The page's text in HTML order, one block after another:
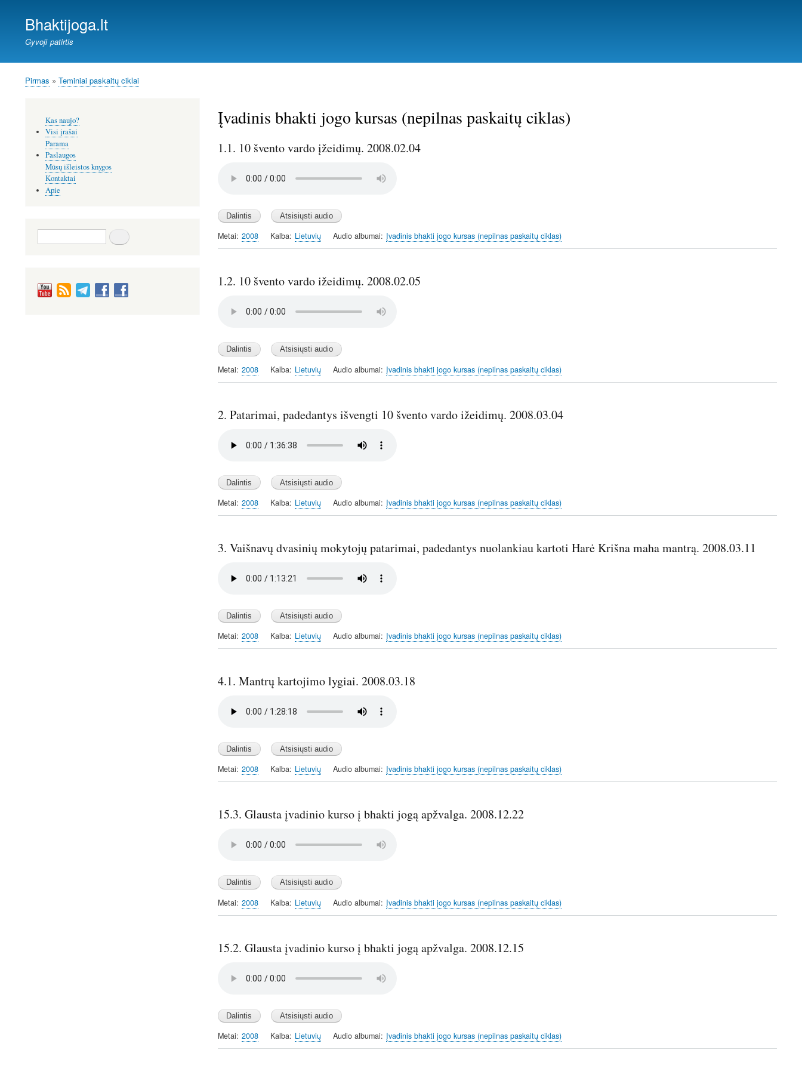
Bhaktijoga.lt
Gyvoji patirtis
Kelias
Pirmas Teminiai paskaitų ciklai
Įvadinis bhakti jogo kursas (nepilnas paskaitų ciklas)
1.1. 10 švento vardo įžeidimų. 2008.02.04
Metai 2008 Kalba Lietuvių Audio albumai Įvadinis bhakti jogo kursas (nepilnas paskaitų ciklas)
1.2. 10 švento vardo ižeidimų. 2008.02.05
Metai 2008 Kalba Lietuvių Audio albumai Įvadinis bhakti jogo kursas (nepilnas paskaitų ciklas)
2. Patarimai, padedantys išvengti 10 švento vardo ižeidimų. 2008.03.04
Metai 2008 Kalba Lietuvių Audio albumai Įvadinis bhakti jogo kursas (nepilnas paskaitų ciklas)
3. Vaišnavų dvasinių mokytojų patarimai, padedantys nuolankiau kartoti Harė Krišna maha mantrą. 2008.03.11
Metai 2008 Kalba Lietuvių Audio albumai Įvadinis bhakti jogo kursas (nepilnas paskaitų ciklas)
4.1. Mantrų kartojimo lygiai. 2008.03.18
Metai 2008 Kalba Lietuvių Audio albumai Įvadinis bhakti jogo kursas (nepilnas paskaitų ciklas)
15.3. Glausta įvadinio kurso į bhakti jogą apžvalga. 2008.12.22
Metai 2008 Kalba Lietuvių Audio albumai Įvadinis bhakti jogo kursas (nepilnas paskaitų ciklas)
15.2. Glausta įvadinio kurso į bhakti jogą apžvalga. 2008.12.15
Metai 2008 Kalba Lietuvių Audio albumai Įvadinis bhakti jogo kursas (nepilnas paskaitų ciklas)
meniu
Kas naujo?
Visi įrašai
Parama
Paslaugos
Mūsų išleistos knygos
Kontaktai
Apie
Paieška